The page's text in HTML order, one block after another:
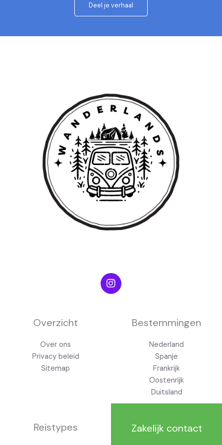
Deel je verhaal
I
n
s
Overzicht
Over ons
Privacy beleid
Sitemap
Bestemmingen
Nederland
Spanje
Frankrijk
Oostenrijk
Duitsland
Reistypes Zakelijk contact